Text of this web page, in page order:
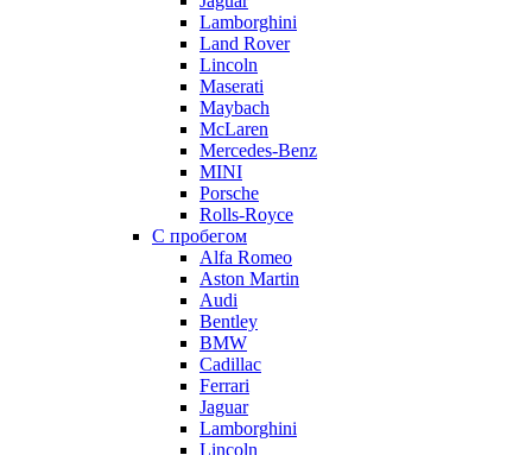
Lamborghini
Land Rover
Lincoln
Maserati
Maybach
McLaren
Mercedes-Benz
MINI
Porsche
Rolls-Royce
С пробегом
Alfa Romeo
Aston Martin
Audi
Bentley
BMW
Cadillac
Ferrari
Jaguar
Lamborghini
Lincoln